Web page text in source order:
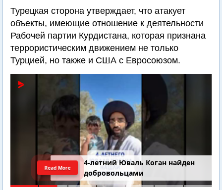
Турецкая сторона утверждает, что атакует
объекты, имеющие отношение к деятельности
Рабочей партии Курдистана, которая признана
террористическим движением не только
Турцией, но также и США с Евросоюзом.
4-летний Юваль Коган найден
добровольцами
Read More